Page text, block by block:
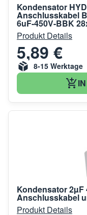
Kondensator
Anschlusskabel
6uF-450V-BBK
Produkt Details
5,89 €
8-15 Werktage
Kondensator 2µF
Anschlusskabel
Produkt Details